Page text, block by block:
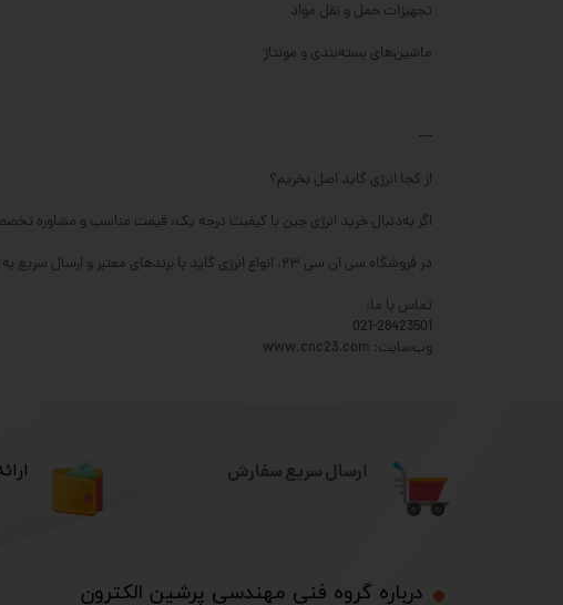
تجهیزات حمل و نقل مواد
ماشین‌های بسته‌بندی و مونتاژ
---
از کجا انرژی گاید اصل بخریم؟
اگر به‌دنبال خرید انرژی چین با کیفیت درجه یک، قیمت مناسب و مشاوره تخصصی رایگان هستید،
در فروشگاه سی ان سی ۲۳، انواع انرژی گاید با برندهای معتبر و ارسال سریع به سراسر کشور موجود است.
تماس با ما:
021-28423501
وب‌سایت: www.cnc23.com
ارسال سریع سفارش
درباره گروه فنی مهندسی پرشین الکترون​​​​​​​